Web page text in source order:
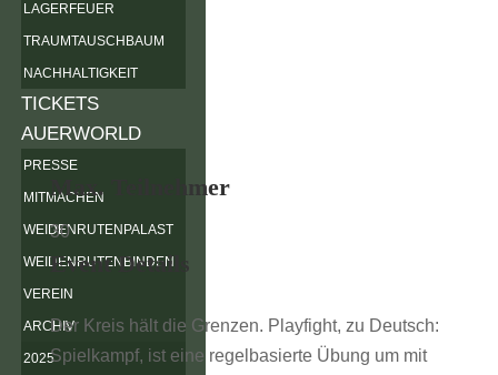
LAGERFEUER
TRAUMTAUSCHBAUM
NACHHALTIGKEIT
TICKETS
AUERWORLD
PRESSE
MITMACHEN
WEIDENRUTENPALAST
WEIDENRUTENBINDEN
VEREIN
ARCHIV
2025
Max. Teilnehmer
30
Event Details
Der Kreis hält die Grenzen. Playfight, zu Deutsch:
Spielkampf, ist eine regelbasierte Übung um mit